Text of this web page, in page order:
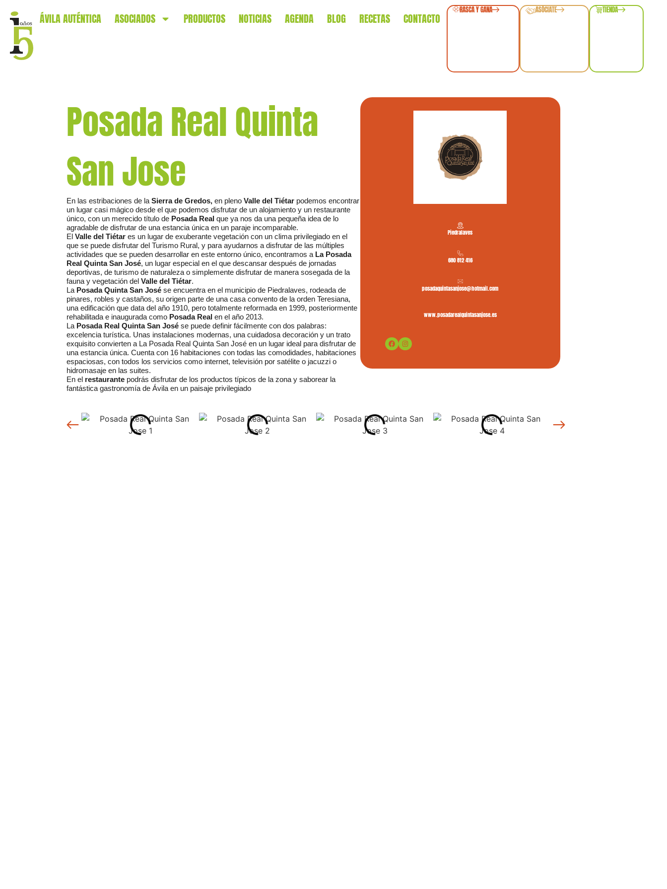
ÁVILA AUTÉNTICA ASOCIADOS PRODUCTOS NOTICIAS AGENDA BLOG RECETAS CONTACTO
RASCA Y GANA ASÓCIATE TIENDA
Posada Real Quinta
San Jose
En las estribaciones de la Sierra de Gredos, en plenoValle del Tiétar podemos encontrar
un lugar casi mágico desde el que podemos disfrutar de un alojamiento y un restaurante
único, con un merecido título de Posada Real que ya nos da una pequeña idea de lo
agradable de disfrutar de una estancia única en un paraje incomparable.
ElValle del Tiétar es un lugar de exuberante vegetación con un clima privilegiado en el
que se puede disfrutar del Turismo Rural, y para ayudarnos a disfrutar de las múltiples
actividades que se pueden desarrollar en este entorno único, encontramos a La Posada
Real Quinta San José, un lugar especial en el que descansar después de jornadas
deportivas, de turismo de naturaleza o simplemente disfrutar de manera sosegada de la
fauna y vegetación delValle del Tiétar.
La Posada Quinta San José se encuentra en el municipio de Piedralaves, rodeada de
pinares, robles y castaños, su origen parte de una casa convento de la orden Teresiana,
una edificación que data del año 1910, pero totalmente reformada en 1999, posteriormente
rehabilitada e inaugurada como Posada Real en el año 2013.
La Posada Real Quinta San José se puede definir fácilmente con dos palabras:
excelencia turística. Unas instalaciones modernas, una cuidadosa decoración y un trato
exquisito convierten a La Posada Real Quinta San José en un lugar ideal para disfrutar de
una estancia única. Cuenta con 16 habitaciones con todas las comodidades, habitaciones
espaciosas, con todos los servicios como internet, televisión por satélite o jacuzzi o
hidromasaje en las suites.
En el restaurante podrás disfrutar de los productos típicos de la zona y saborear la
fantástica gastronomía de Ávila en un paisaje privilegiado
Piedralaves
680 812 416
posadaquintasanjose@hotmail.com
www.posadarealquintasanjose.es